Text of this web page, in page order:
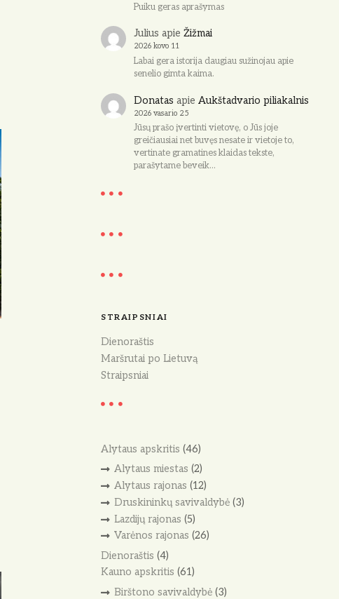
Puiku geras aprašymas
Julius apie Žižmai
2026 kovo 11
Labai gera istorija daugiau sužinojau apie
senelio gimta kaima.
Donatas apie Aukštadvario piliakalnis
2026 vasario 25
Jūsų prašo įvertinti vietovę, o Jūs joje
greičiausiai net buvęs nesate ir vietoje to,
vertinate gramatines klaidas tekste,
parašytame beveik…
STRAIPSNIAI
Dienoraštis
Maršrutai po Lietuvą
Straipsniai
Alytaus apskritis (46)
Alytaus miestas (2)
Alytaus rajonas (12)
Druskininkų savivaldybė(3)
Lazdijų rajonas (5)
Varėnos rajonas (26)
Dienoraštis (4)
Kauno apskritis (61)
Birštono savivaldybė(3)